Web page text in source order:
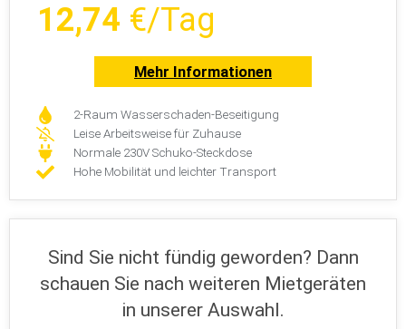
12,74 €/Tag
Mehr Informationen
2-Raum Wasserschaden-Beseitigung
Leise Arbeitsweise für Zuhause
Normale 230V Schuko-Steckdose
Hohe Mobilität und leichter Transport
Sind Sie nicht fündig geworden? Dann
schauen Sie nach weiteren Mietgeräten
in unserer Auswahl.